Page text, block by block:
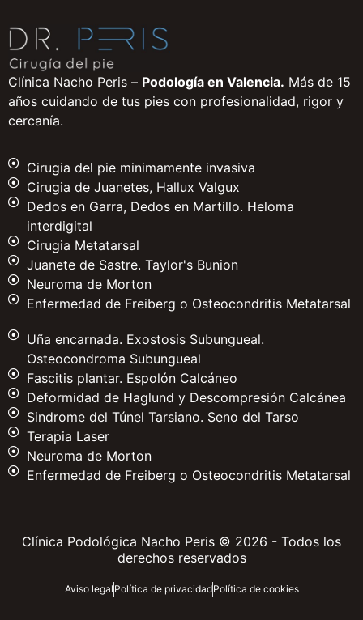
Clínica Nacho Peris – Podología en Valencia. Más de 15
años cuidando de tus pies con profesionalidad, rigor y
cercanía.
Cirugia del pie minimamente invasiva
Cirugia de Juanetes, Hallux Valgux
Dedos en Garra, Dedos en Martillo. Heloma
interdigital
Cirugia Metatarsal
Juanete de Sastre. Taylor's Bunion
Neuroma de Morton
Enfermedad de Freiberg o Osteocondritis Metatarsal
Uña encarnada. Exostosis Subungueal.
Osteocondroma Subungueal
Fascitis plantar. Espolón Calcáneo
Deformidad de Haglund y Descompresión Calcánea
Sindrome del Túnel Tarsiano. Seno del Tarso
Terapia Laser
Neuroma de Morton
Enfermedad de Freiberg o Osteocondritis Metatarsal
Clínica Podológica Nacho Peris © 2026 - Todos los
derechos reservados
Aviso legal Política de privacidadPolítica de cookies